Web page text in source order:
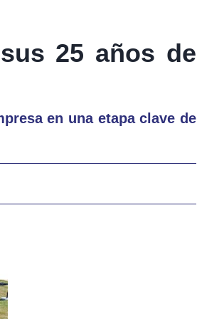
25 años de
en una etapa clave de